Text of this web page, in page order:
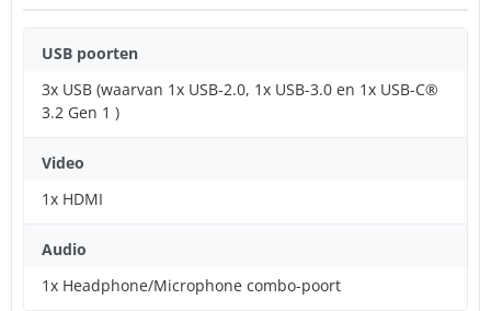
USB poorten
3x USB (waarvan 1x USB-2.0, 1x USB-3.0 en 1x USB-C®
3.2 Gen 1 )
Video
1x HDMI
Audio
1x Headphone/Microphone combo-poort